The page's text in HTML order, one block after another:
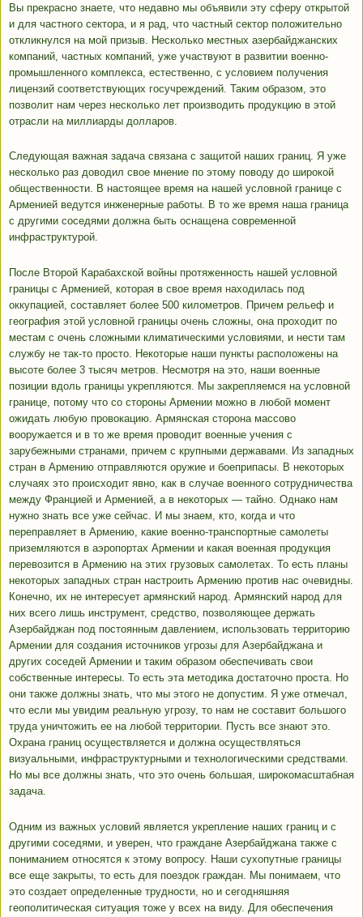
Вы прекрасно знаете, что недавно мы объявили эту сферу открытой
и для частного сектора, и я рад, что частный сектор положительно
откликнулся на мой призыв. Несколько местных азербайджанских
компаний, частных компаний, уже участвуют в развитии военно-
промышленного комплекса, естественно, с условием получения
лицензий соответствующих госучреждений. Таким образом, это
позволит нам через несколько лет производить продукцию в этой
отрасли на миллиарды долларов.
Следующая важная задача связана с защитой наших границ. Я уже
несколько раз доводил свое мнение по этому поводу до широкой
общественности. В настоящее время на нашей условной границе с
Арменией ведутся инженерные работы. В то же время наша граница
с другими соседями должна быть оснащена современной
инфраструктурой.
После Второй Карабахской войны протяженность нашей условной
границы с Арменией, которая в свое время находилась под
оккупацией, составляет более 500 километров. Причем рельеф и
география этой условной границы очень сложны, она проходит по
местам с очень сложными климатическими условиями, и нести там
службу не так-то просто. Некоторые наши пункты расположены на
высоте более 3 тысяч метров. Несмотря на это, наши военные
позиции вдоль границы укрепляются. Мы закрепляемся на условной
границе, потому что со стороны Армении можно в любой момент
ожидать любую провокацию. Армянская сторона массово
вооружается и в то же время проводит военные учения с
зарубежными странами, причем с крупными державами. Из западных
стран в Армению отправляются оружие и боеприпасы. В некоторых
случаях это происходит явно, как в случае военного сотрудничества
между Францией и Арменией, а в некоторых — тайно. Однако нам
нужно знать все уже сейчас. И мы знаем, кто, когда и что
переправляет в Армению, какие военно-транспортные самолеты
приземляются в аэропортах Армении и какая военная продукция
перевозится в Армению на этих грузовых самолетах. То есть планы
некоторых западных стран настроить Армению против нас очевидны.
Конечно, их не интересует армянский народ. Армянский народ для
них всего лишь инструмент, средство, позволяющее держать
Азербайджан под постоянным давлением, использовать территорию
Армении для создания источников угрозы для Азербайджана и
других соседей Армении и таким образом обеспечивать свои
собственные интересы. То есть эта методика достаточно проста. Но
они также должны знать, что мы этого не допустим. Я уже отмечал,
что если мы увидим реальную угрозу, то нам не составит большого
труда уничтожить ее на любой территории. Пусть все знают это.
Охрана границ осуществляется и должна осуществляться
визуальными, инфраструктурными и технологическими средствами.
Но мы все должны знать, что это очень большая, широкомасштабная
задача.
Одним из важных условий является укрепление наших границ и с
другими соседями, и уверен, что граждане Азербайджана также с
пониманием относятся к этому вопросу. Наши сухопутные границы
все еще закрыты, то есть для поездок граждан. Мы понимаем, что
это создает определенные трудности, но и сегодняшняя
геополитическая ситуация тоже у всех на виду. Для обеспечения